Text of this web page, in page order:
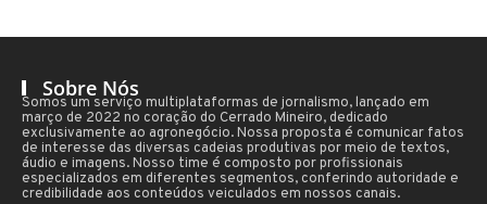
Sobre Nós
Somos um serviço multiplataformas de jornalismo, lançado em
março de 2022 no coração do Cerrado Mineiro, dedicado
exclusivamente ao agronegócio. Nossa proposta é comunicar fatos
de interesse das diversas cadeias produtivas por meio de textos,
áudio e imagens. Nosso time é composto por profissionais
especializados em diferentes segmentos, conferindo autoridade e
credibilidade aos conteúdos veiculados em nossos canais.